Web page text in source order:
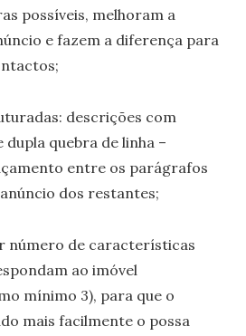
possíveis, melhoram a
e fazem a diferença para
descrições com
quebra de linha –
entre os parágrafos
dos restantes;
número de características
ao imóvel
mínimo 3), para que o
mais facilmente o possa